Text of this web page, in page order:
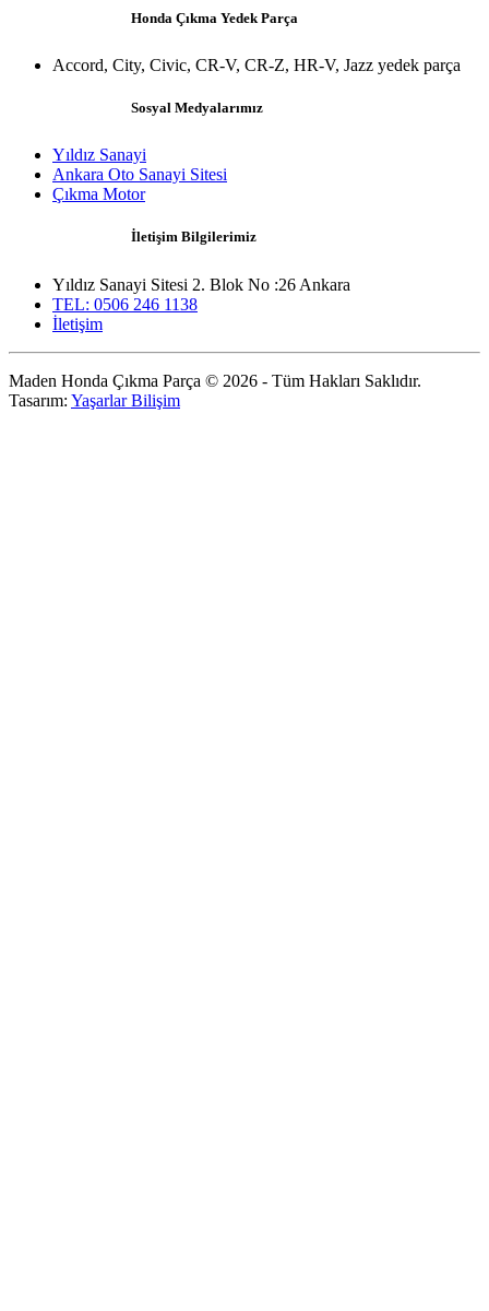
Honda Çıkma Yedek Parça
Accord, City, Civic, CR-V, CR-Z, HR-V, Jazz yedek parça
Sosyal Medyalarımız
Yıldız Sanayi
Ankara Oto Sanayi Sitesi
Çıkma Motor
İletişim Bilgilerimiz
Yıldız Sanayi Sitesi 2. Blok No :26 Ankara
TEL: 0506 246 1138
İletişim
Maden Honda Çıkma Parça © 2026 - Tüm Hakları Saklıdır.
Tasarım: Yaşarlar Bilişim